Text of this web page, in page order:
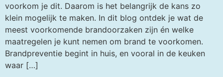
voorkom je dit. Daarom is het belangrijk de kans zo
klein mogelijk te maken. In dit blog ontdek je wat de
meest voorkomende brandoorzaken zijn én welke
maatregelen je kunt nemen om brand te voorkomen.
Brandpreventie begint in huis, en vooral in de keuken
waar […]